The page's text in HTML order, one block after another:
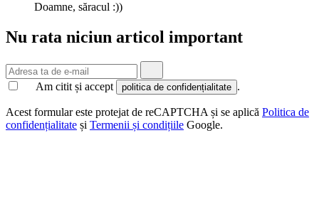
Doamne, săracul :))
Nu rata niciun articol important
Am citit și accept politica de confidențialitate .
Acest formular este protejat de reCAPTCHA și se aplică Politica de
confidențialitate și Termenii și condițiile Google.